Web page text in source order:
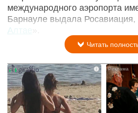
международного аэропорта
Барнауле выдала Росавиация,
Алтае
Читать
i